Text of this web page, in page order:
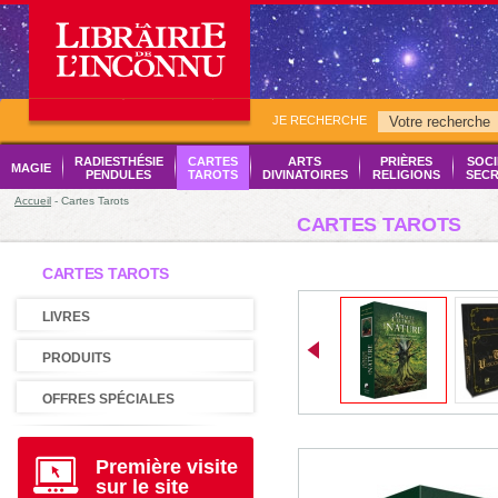
JE RECHERCHE
MAGIE
RADIESTHÉSIE
PENDULES
CARTES
TAROTS
ARTS
DIVINATOIRES
PRIÈRES
RELIGIONS
Accueil - Cartes Tarots
CARTES TAROTS
CARTES TAROTS
LIVRES
PRODUITS
OFFRES SPÉCIALES
Première visite
sur le site